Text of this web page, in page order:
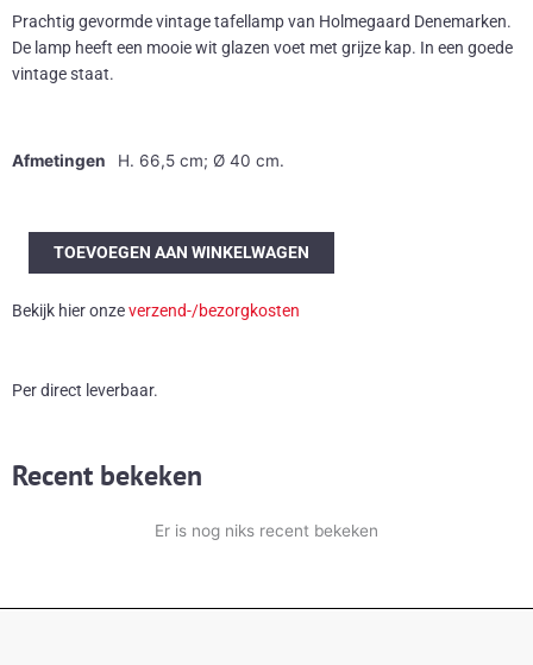
was:
€165,00.
is:
€95,00.
Prachtig gevormde vintage tafellamp van Holmegaard Denemarken.
De lamp heeft een mooie wit glazen voet met grijze kap. In een goede
vintage staat.
Afmetingen H. 66,5 cm; Ø 40 cm.
Holmegaard
tafellamp
TOEVOEGEN AAN WINKELWAGEN
Bekijk hier onzeverzend-/bezorgkosten
Per direct leverbaar.
Recent bekeken
Er is nog niks recent bekeken